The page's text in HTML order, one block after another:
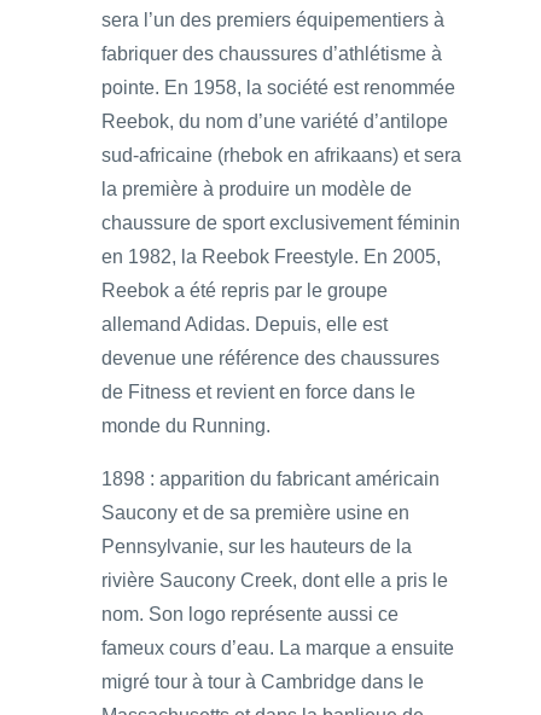
sera l’un des premiers équipementiers à
fabriquer des chaussures d’athlétisme à
pointe. En 1958, la société est renommée
Reebok, du nom d’une variété d’antilope
sud-africaine (rhebok en afrikaans) et sera
la première à produire un modèle de
chaussure de sport exclusivement féminin
en 1982, la Reebok Freestyle. En 2005,
Reebok a été repris par le groupe
allemand Adidas. Depuis, elle est
devenue une référence des chaussures
de Fitness et revient en force dans le
monde du Running.
1898 : apparition du fabricant américain
Saucony et de sa première usine en
Pennsylvanie, sur les hauteurs de la
rivière Saucony Creek, dont elle a pris le
nom. Son logo représente aussi ce
fameux cours d’eau. La marque a ensuite
migré tour à tour à Cambridge dans le